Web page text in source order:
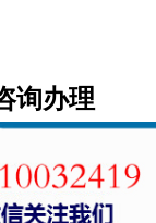
询办理